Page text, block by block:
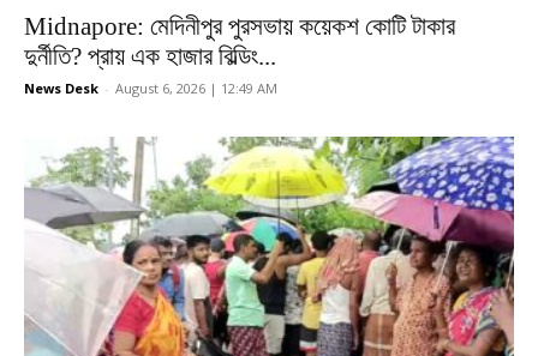
Midnapore: মেদিনীপুর পুরসভায় কয়েকশ কোটি টাকার
দুর্নীতি? প্রায় এক হাজার বিল্ডিং...
News Desk - August 6, 2026 | 12:49 AM